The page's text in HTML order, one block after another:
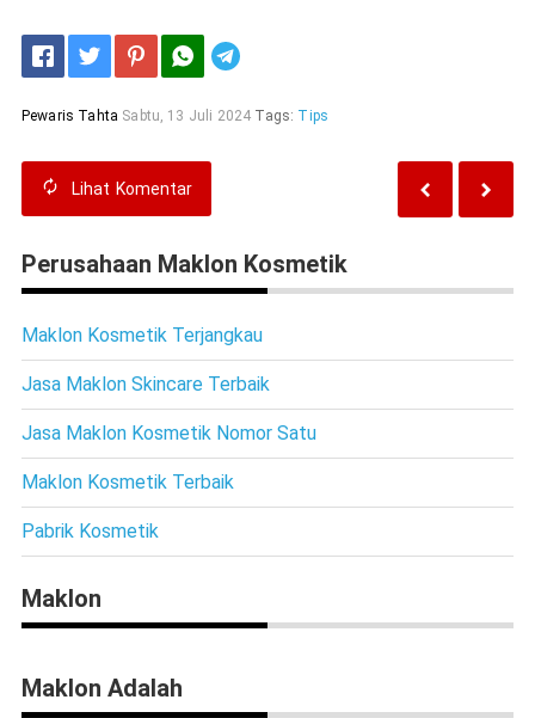
Pewaris Tahta Sabtu, 13 Juli 2024 Tags: Tips
Lihat Komentar
Perusahaan Maklon Kosmetik
Maklon Kosmetik Terjangkau
Jasa Maklon Skincare Terbaik
Jasa Maklon Kosmetik Nomor Satu
Maklon Kosmetik Terbaik
Pabrik Kosmetik
Maklon
Maklon Adalah